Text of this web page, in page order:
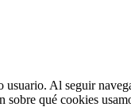
Al seguir
sobre qué cookies